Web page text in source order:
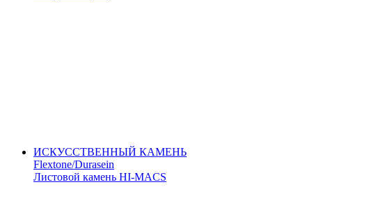
ИСКУССТВЕННЫЙ КАМЕНЬ
Flextone/Durasein
Листовой камень HI-MACS